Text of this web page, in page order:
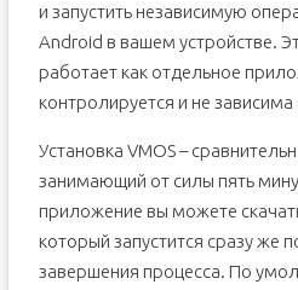
и запустить независимую
Android в вашем устройстве.
работает как отдельное
контролируется и не
Установка VMOS –
занимающий от силы пять
приложение вы можете
который запустится сразу же
завершения процесса. По